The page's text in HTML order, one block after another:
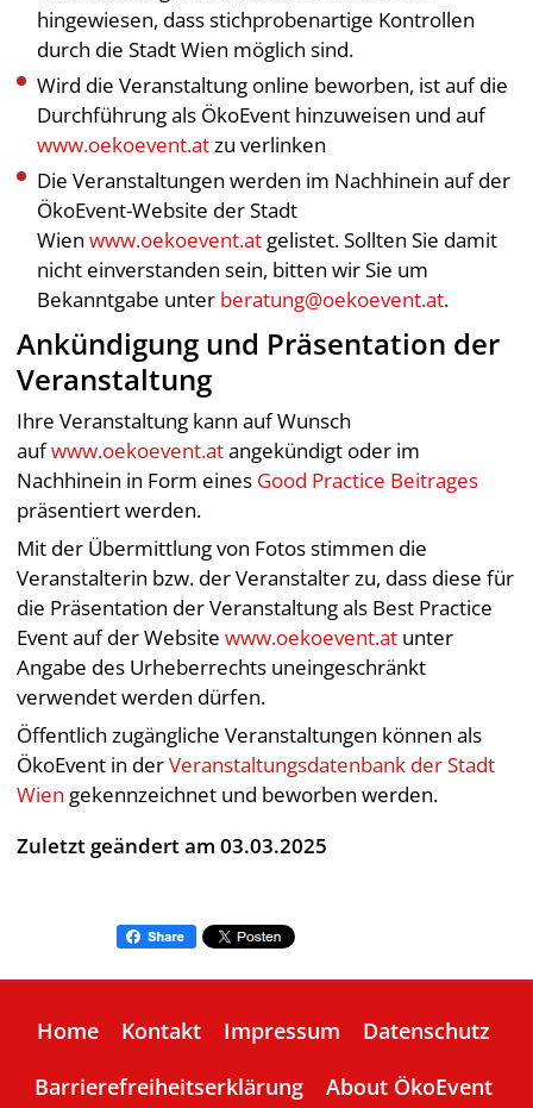
hingewiesen, dass stichprobenartige Kontrollen
durch die Stadt Wien möglich sind.
Wird die Veranstaltung online beworben, ist auf die
Durchführung als ÖkoEvent hinzuweisen und auf
www.oekoevent.atzu verlinken
Die Veranstaltungen werden im Nachhinein auf der
ÖkoEvent-Website der Stadt
Wienwww.oekoevent.at gelistet. Sollten Sie damit
nicht einverstanden sein, bitten wir Sie um
Bekanntgabe unter beratung@oekoevent.at.
Ankündigung und Präsentation der
Veranstaltung
Ihre Veranstaltung kann auf Wunsch
aufwww.oekoevent.atangekündigt oder im
Nachhinein in Form eines Good Practice Beitrages
präsentiert werden.
Mit der Übermittlung von Fotos stimmen die
Veranstalterin bzw. der Veranstalter zu, dass diese für
die Präsentation der Veranstaltung als Best Practice
Event auf der Websitewww.oekoevent.at unter
Angabe des Urheberrechts uneingeschränkt
verwendet werden dürfen.
Öffentlich zugängliche Veranstaltungen können als
ÖkoEvent in derVeranstaltungsdatenbank der Stadt
Wien gekennzeichnet und beworben werden.
Zuletzt geändert am 03.03.2025
Home Kontakt Impressum
Datenschutz
Barrierefreiheitserklärung
About ÖkoEvent